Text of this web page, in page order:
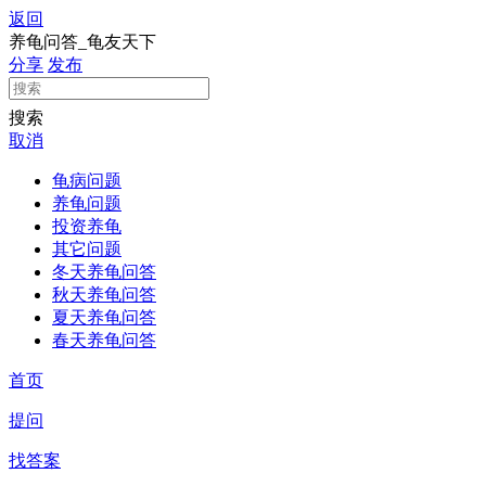
返回
养龟问答_龟友天下
分享 发布
搜索
取消
龟病问题
养龟问题
投资养龟
其它问题
冬天养龟问答
秋天养龟问答
夏天养龟问答
春天养龟问答
首页
提问
找答案